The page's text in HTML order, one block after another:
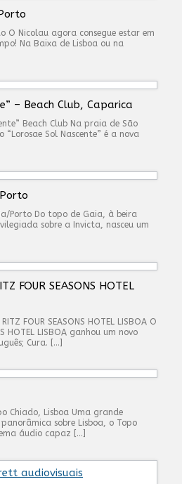
O Nicolau agora consegue estar em
Na Baixa de Lisboa ou na
– Beach Club, Caparica
Beach Club Na praia de São
Sol Nascente” é a nova
Porto Do topo de Gaia, à beira
sobre a Invicta, nasceu um
FOUR SEASONS HOTEL
FOUR SEASONS HOTEL LISBOA O
HOTEL LISBOA ganhou um novo
Cura. […]
Chiado, Lisboa Uma grande
sobre Lisboa, o Topo
áudio capaz […]